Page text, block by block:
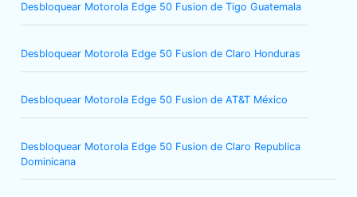
Desbloquear Motorola Edge 50 Fusion de Tigo Guatemala
Desbloquear Motorola Edge 50 Fusion de Claro Honduras
Desbloquear Motorola Edge 50 Fusion de AT&T México
Desbloquear Motorola Edge 50 Fusion de Claro Republica
Dominicana